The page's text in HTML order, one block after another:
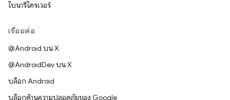
ไบนารีไดรเวอร์
เชื่อมต่อ
@Android บน X
@AndroidDev บน X
บล็อก Android
บล็อกด้านความปลอดภัยของ Google